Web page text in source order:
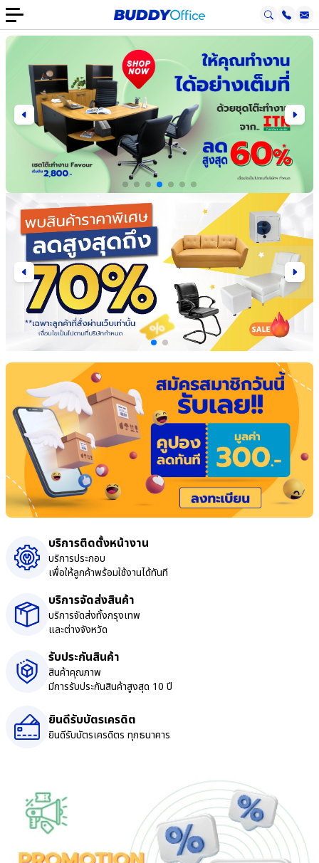
บริการติดตั้งหน้างาน
บริการประกอบ
เพื่อให้ลูกค้าพร้อมใช้งานได้ทันที
บริการจัดส่งสินค้า
บริการจัดส่งทั้งกรุงเทพ
และต่างจังหวัด
รับประกันสินค้า
สินค้าคุณภาพ
มีการรับประกันสินค้าสูงสุด 10 ปี
ยินดีรับบัตรเครดิต
ยินดีรับบัตรเครดิตร ทุกธนาคาร